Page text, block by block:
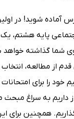
آماده شوید! در
پایه هشتم،
شما گذاشته
از مطالعه،
را برای
به سراغ مبحث
همچنین برای